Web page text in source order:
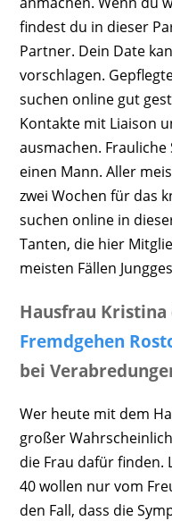
findest du in dieser
Partner. Dein Date
vorschlagen.
suchen online gut
Kontakte mit Liaison
ausmachen. Frauliche
einen Mann. Aller
zwei Wochen für das
suchen online in
Tanten, die hier
meisten Fällen
Hausfrau
Fremdgehen
bei
Wer heute mit dem
großer
die Frau dafür finden.
40 wollen nur vom
den Fall, dass die